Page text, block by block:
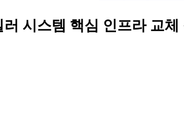
시스템 핵심 인프라 교체